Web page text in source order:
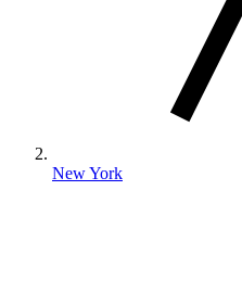
New York